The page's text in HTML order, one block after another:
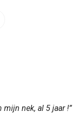
mijn nek, al 5 jaar !”